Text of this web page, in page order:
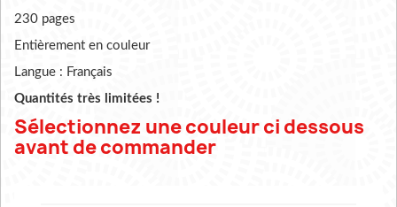
230 pages
Entièrement en couleur
Langue : Français
Quantités très limitées !
Sélectionnez une couleur ci dessous
avant de commander